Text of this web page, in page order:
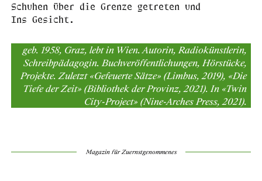
Schuhen über die Grenze getreten und
Ins Gesicht.
geb. 1958, Graz, lebt in Wien. Autorin, Radiokünstlerin,
Schreibpädagogin. Buchveröffentlichungen, Hörstücke,
Projekte. Zuletzt «Gefeuerte Sätze» (Limbus, 2019), «Die
Tiefe der Zeit» (Bibliothek der Provinz, 2021). In «Twin
City-Project» (Nine-Arches Press, 2021).
Magazin für Zuernstgenommenes